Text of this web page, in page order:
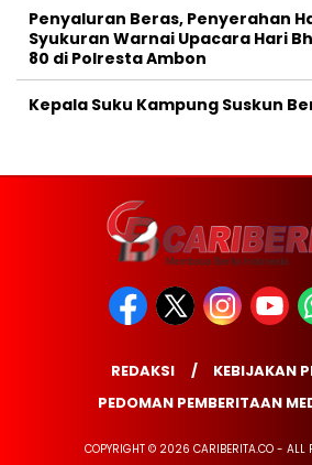
Penyaluran Beras, Penyerahan
Syukuran Warnai Upacara Hari
80 di Polresta Ambon
Kepala Suku Kampung Suskun
REDAKSI
KEBIJAKAN
PEDOMAN PEMBERITAAN
COPYRIGHT © 2026 CARIBERITA.CO - ALL